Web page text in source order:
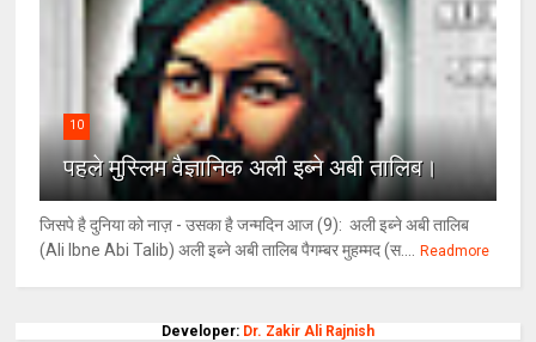
10
पहले मुस्लिम वैज्ञानिक अली इब्ने अबी तालिब।
जिसपे है दुनिया को नाज़ - उसका है जन्मदिन आज (9): अली इब्ने अबी तालिब
(Ali Ibne Abi Talib) अली इब्ने अबी तालिब पैगम्बर मुहम्मद (स.... Readmore
Developer: Dr. Zakir Ali Rajnish